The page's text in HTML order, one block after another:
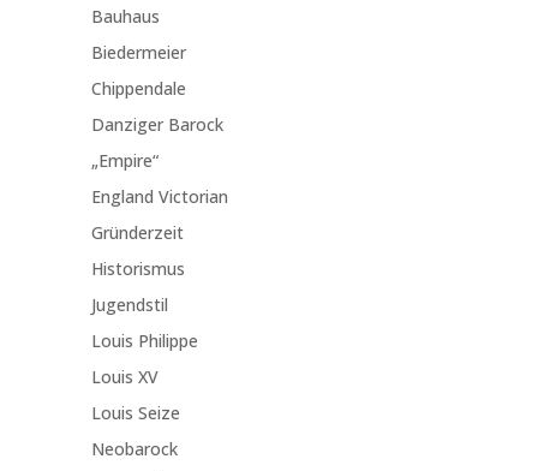
Bauhaus
Biedermeier
Chippendale
Danziger Barock
„Empire“
England Victorian
Gründerzeit
Historismus
Jugendstil
Louis Philippe
Louis XV
Louis Seize
Neobarock